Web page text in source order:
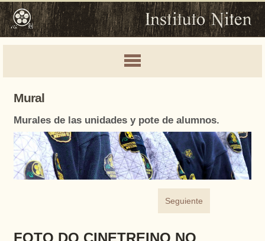
Mural
Murales de las unidades y pote de alumnos.
Seguiente
FOTO DO CINETREINO NO